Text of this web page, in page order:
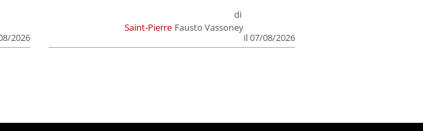
2026
Saint-Pierre
di
Fausto Vassoney
il 07/08/2026